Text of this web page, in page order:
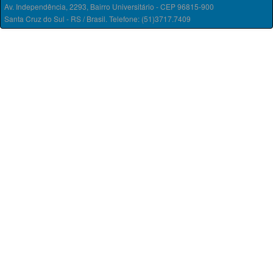
Av. Independência, 2293, Bairro Universitário - CEP 96815-900
Santa Cruz do Sul - RS / Brasil. Telefone: (51)3717.7409